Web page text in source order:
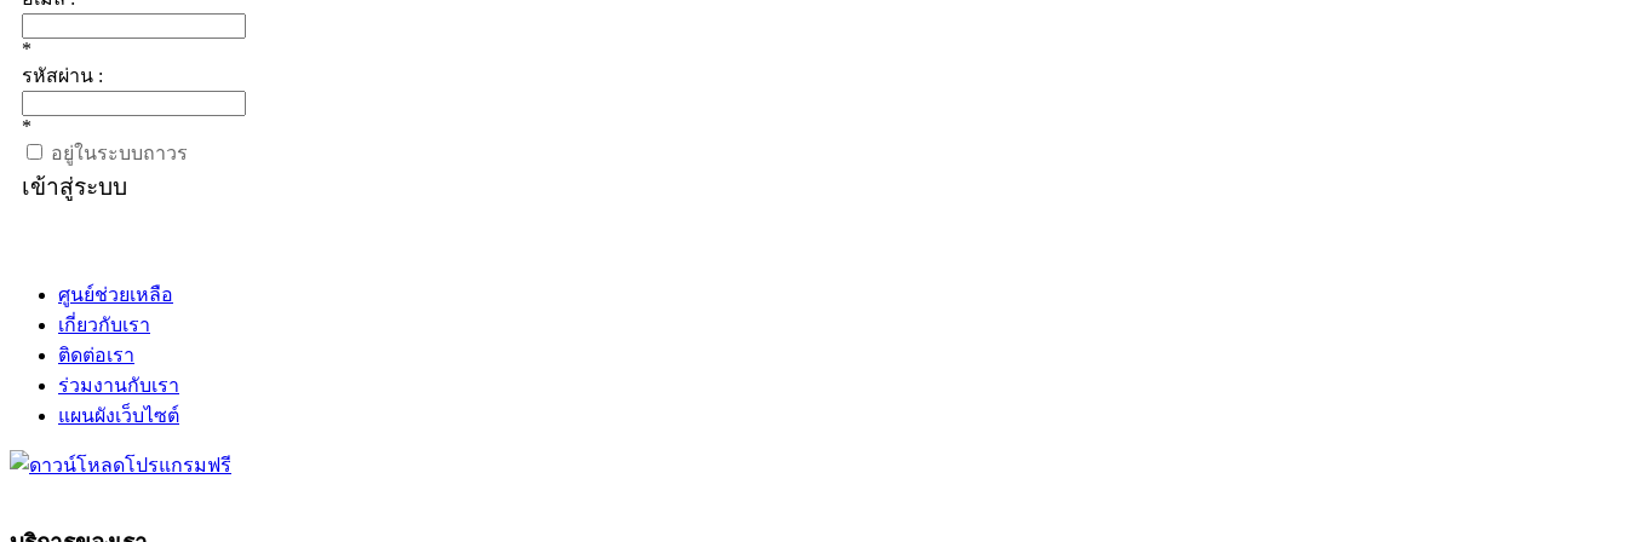
*
รหัสผ่าน :
*
อยู่ในระบบถาวร
เข้าสู่ระบบ
ศูนย์ช่วยเหลือ
เกี่ยวกับเรา
ติดต่อเรา
ร่วมงานกับเรา
แผนผังเว็บไซต์